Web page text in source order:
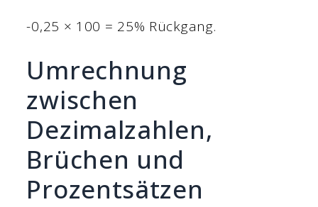
-0,25 × 100 = 25% Rückgang.
Umrechnung
zwischen
Dezimalzahlen,
Brüchen und
Prozentsätzen